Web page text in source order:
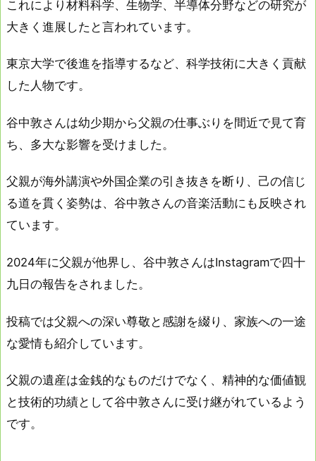
これにより材料科学、生物学、半導体分野などの研究が
大きく進展したと言われています。
東京大学で後進を指導するなど、科学技術に大きく貢献
した人物です。
谷中敦さんは幼少期から父親の仕事ぶりを間近で見て育
ち、多大な影響を受けました。
父親が海外講演や外国企業の引き抜きを断り、己の信じ
る道を貫く姿勢は、谷中敦さんの音楽活動にも反映され
ています。
2024年に父親が他界し、谷中敦さんはInstagramで四十
九日の報告をされました。
投稿では父親への深い尊敬と感謝を綴り、家族への一途
な愛情も紹介しています。
父親の遺産は金銭的なものだけでなく、精神的な価値観
と技術的功績として谷中敦さんに受け継がれているよう
です。